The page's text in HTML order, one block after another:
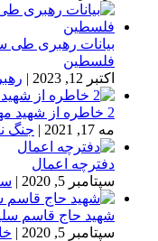
بیانات رهبری طی
فلسطین
اکتبر 12, 2023
|
2 خاطره از شهید مهدی زین الدین
مه 17, 2021
| جنگ
دفترچه اعمال
سپتامبر 5, 2020
|
شهید حاج قاسم
سپتامبر 5, 2020
|